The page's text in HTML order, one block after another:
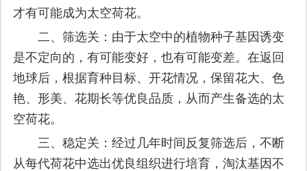
才有可能成为太空荷花。
二、筛选关：由于太空中的植物种子基因诱变
是不定向的，有可能变好，也有可能变差。在返回
地球后，根据育种目标、开花情况，保留花大、色
艳、形美、花期长等优良品质，从而产生备选的太
空荷花。
三、稳定关：经过几年时间反复筛选后，不断
从每代荷花中选出优良组织进行培育，淘汰基因不